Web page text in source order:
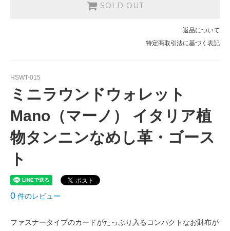
SOLD OUT
返品について
特定商取引法に基づく表記
HSWT-015
ミニラウンドウォレット
Mano（マーノ） イタリア植
物タンニンなめし革・ゴース
ト
0 件のレビュー
ファスナータイプのカードがたっぷり入るコンパクトなお財布が